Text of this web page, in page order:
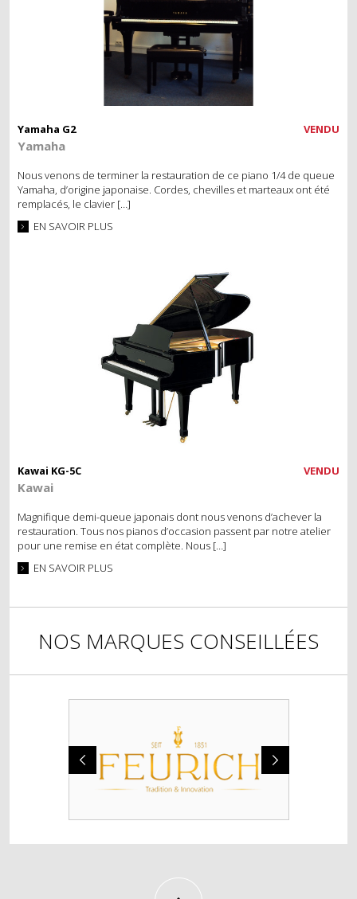
VENDU
Yamaha G2
Yamaha
Nous venons de terminer la restauration de ce piano 1/4 de queue
Yamaha, d’origine japonaise. Cordes, chevilles et marteaux ont été
remplacés, le clavier […]
EN SAVOIR PLUS
VENDU
Kawai KG-5C
Kawai
Magnifique demi-queue japonais dont nous venons d’achever la
restauration. Tous nos pianos d’occasion passent par notre atelier
pour une remise en état complète. Nous […]
EN SAVOIR PLUS
NOS MARQUES CONSEILLÉES